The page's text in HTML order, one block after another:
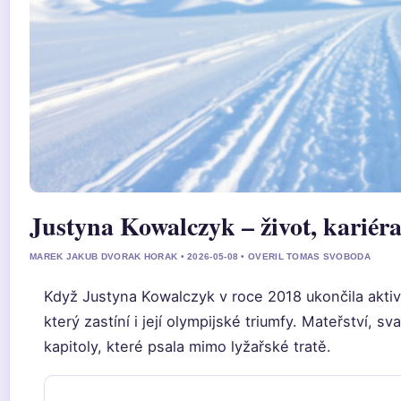
Justyna Kowalczyk – život,
MAREK JAKUB DVORAK HORAK • 2026-05-08 • OVERIL TOMAS SVOBODA
Když Justyna Kowalczyk v roce 2018 ukončila
který zastíní i její olympijské triumfy. Mateřství,
kapitoly, které psala mimo lyžařské tratě.